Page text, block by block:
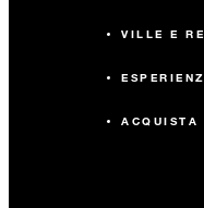
VILLE E
ACQUISTA